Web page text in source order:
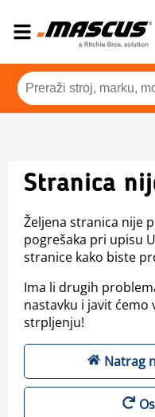
Stranica
Željena stranica nije
pogrešaka pri upisu
stranice kako biste
Ima li drugih
nastavku i javit ćemo
strpljenju!
Natrag